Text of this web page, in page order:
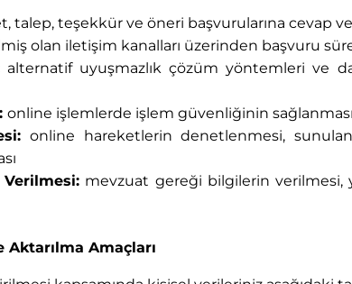
talep, teşekkür ve öneri başvurularına cevap
olan iletişim kanalları üzerinden başvuru
alternatif uyuşmazlık çözüm yöntemleri ve
online işlemlerde işlem güvenliğinin
online hareketlerin denetlenmesi,
mevzuat gereği bilgilerin verilmesi,
Amaçları